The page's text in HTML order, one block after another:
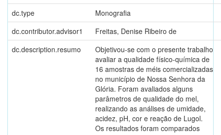
dc.type
Monografia
dc.contributor.advisor1
Freitas, Denise Ribeiro de
dc.description.resumo
Objetivou-se com o presente trabalho
avaliar a qualidade físico-química de
16 amostras de méis comercializadas
no município de Nossa Senhora da
Glória. Foram avaliados alguns
parâmetros de qualidade do mel,
realizando as análises de umidade,
acidez, pH, cor e reação de Lugol.
Os resultados foram comparados